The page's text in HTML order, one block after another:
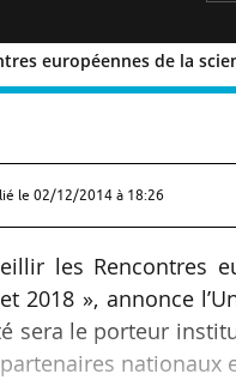
européennes de la
le 02/12/2014 à 18:26
les Rencontres
2018 », annonce
sera le porteur
nationaux